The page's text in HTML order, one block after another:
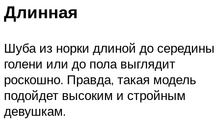
Длинная
Шуба из норки длиной до середины
голени или до пола выглядит
роскошно. Правда, такая модель
подойдет высоким и стройным
девушкам.